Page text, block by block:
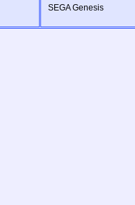
SEGA Genesis